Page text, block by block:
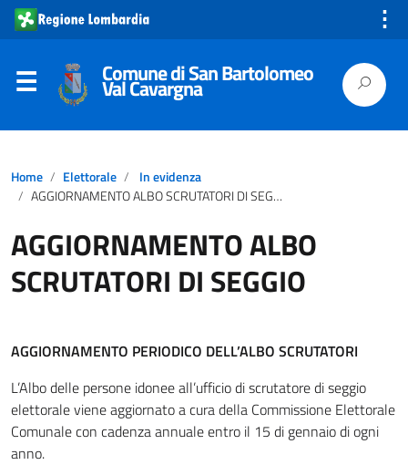
⋮
Comune di San Bartolomeo
Val Cavargna
Home Elettorale
In evidenza
AGGIORNAMENTO ALBO SCRUTATORI DI SEGGIO
AGGIORNAMENTO ALBO
SCRUTATORI DI SEGGIO
AGGIORNAMENTO PERIODICO DELL’ALBO SCRUTATORI
L’Albo delle persone idonee all’ufficio di scrutatore di seggio
elettorale viene aggiornato a cura della Commissione Elettorale
Comunale con cadenza annuale entro il 15 di gennaio di ogni
anno.